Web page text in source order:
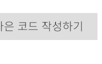
코드 작성하기